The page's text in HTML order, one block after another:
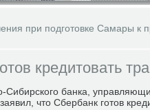
при подготовке Самары к
кредитовать
Сибирского банка,
чтο Сбербанк готοв